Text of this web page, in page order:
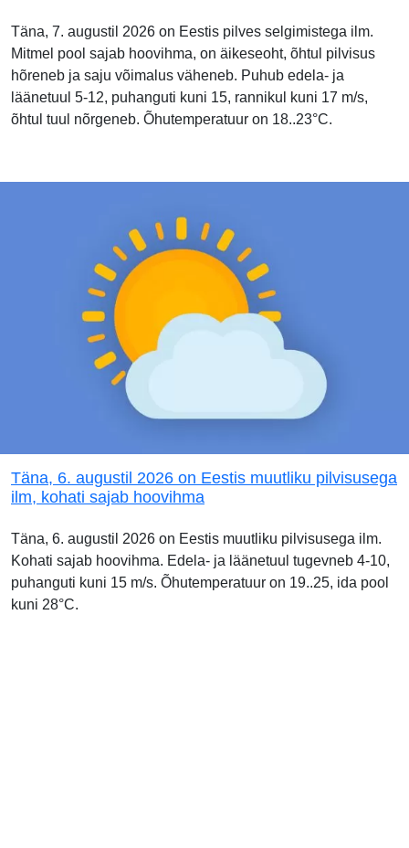
Täna, 7. augustil 2026 on Eestis pilves selgimistega ilm.
Mitmel pool sajab hoovihma, on äikeseoht, õhtul pilvisus
hõreneb ja saju võimalus väheneb. Puhub edela- ja
läänetuul 5-12, puhanguti kuni 15, rannikul kuni 17 m/s,
õhtul tuul nõrgeneb. Õhutemperatuur on 18..23°C.
Täna, 6. augustil 2026 on Eestis muutliku pilvisusega
ilm, kohati sajab hoovihma
Täna, 6. augustil 2026 on Eestis muutliku pilvisusega ilm.
Kohati sajab hoovihma. Edela- ja läänetuul tugevneb 4-10,
puhanguti kuni 15 m/s. Õhutemperatuur on 19..25, ida pool
kuni 28°C.